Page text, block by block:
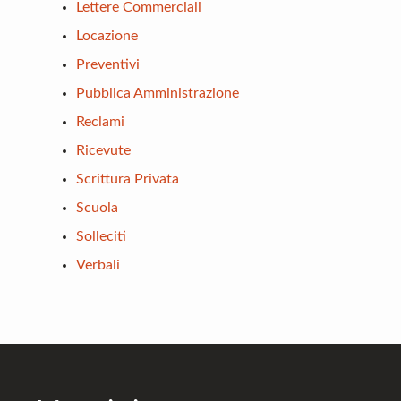
Lettere Commerciali
Locazione
Preventivi
Pubblica Amministrazione
Reclami
Ricevute
Scrittura Privata
Scuola
Solleciti
Verbali